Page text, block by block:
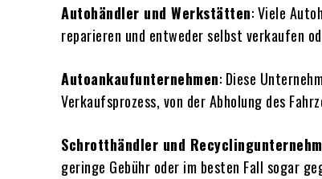
Autohändler und Werkstätten: Viele
reparieren und entweder selbst verkaufen
Autoankaufunternehmen: Diese
Verkaufsprozess, von der Abholung des
Schrotthändler und
geringe Gebühr oder im besten Fall sogar